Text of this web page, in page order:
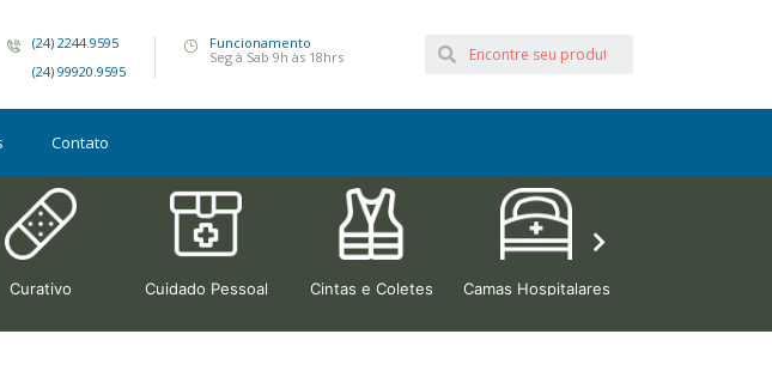
(24) 2244.9595
(24) 99920.9595
Funcionamento
Seg à Sab 9h às 18hrs
Contato
Curativo Cuidado Pessoal Cintas e Coletes Camas Hospitalares